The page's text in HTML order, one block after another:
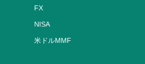
FX
NISA
米ドルMMF